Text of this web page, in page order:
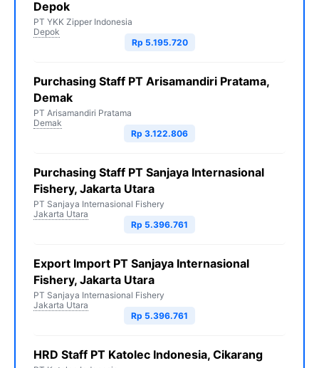
Depok
PT YKK Zipper Indonesia
Depok
Rp 5.195.720
Purchasing Staff PT Arisamandiri Pratama,
Demak
PT Arisamandiri Pratama
Demak
Rp 3.122.806
Purchasing Staff PT Sanjaya Internasional
Fishery, Jakarta Utara
PT Sanjaya Internasional Fishery
Jakarta Utara
Rp 5.396.761
Export Import PT Sanjaya Internasional
Fishery, Jakarta Utara
PT Sanjaya Internasional Fishery
Jakarta Utara
Rp 5.396.761
HRD Staff PT Katolec Indonesia, Cikarang